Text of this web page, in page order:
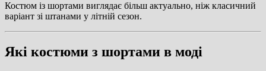
Костюм із шортами виглядає більш актуально, ніж класичний
варіант зі штанами у літній сезон.
Які костюми з шортами в моді